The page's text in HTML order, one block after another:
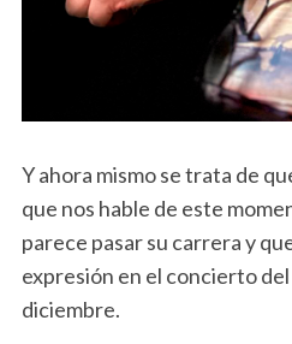
Y ahora mismo se trata de
que nos hable de este
parece pasar su carrera y
expresión en el concierto
diciembre.